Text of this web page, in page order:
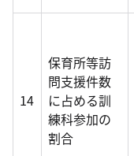
14
保育所等訪
問支援件数
に占める訓
練科参加の
割合